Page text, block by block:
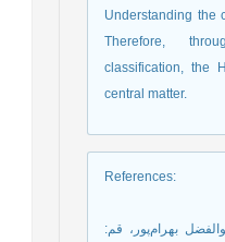
Understanding the
Therefore,
classification, the
central matter.
References:
ترجمه ابوالفضل بهرام‌پور، قم: